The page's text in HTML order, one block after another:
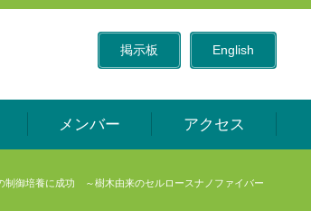
掲示板 English
メンバー アクセス
制御培養に成功 ～樹木由来のセルロースナノファイバー